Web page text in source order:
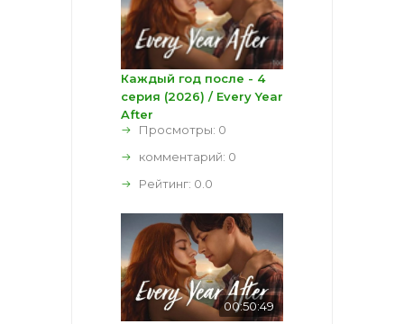
Каждый год после - 4
серия (2026) / Every Year
After
Просмотры: 0
комментарий: 0
Рейтинг: 0.0
00:50:49